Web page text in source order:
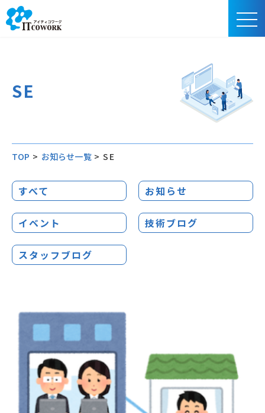
SE
TOP > お知らせ一覧 > SE
すべて お知らせ
イベント 技術ブログ
スタッフブログ